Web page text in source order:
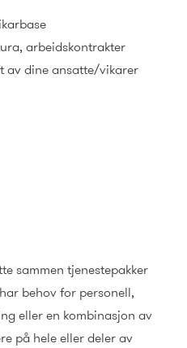
arbeidskontrakter​
av dine ansatte/vikarer​
sammen tjenestepakker
behov for personell,
eller en kombinasjon av
på hele eller deler av